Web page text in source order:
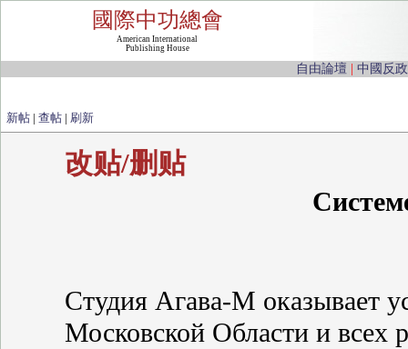
國際中功總會
American International
Publishing House
自由論壇 中國反
新帖 | 查帖 | 刷新
改贴/删贴
Студия Агава-М оказывает
Московской Области и всех